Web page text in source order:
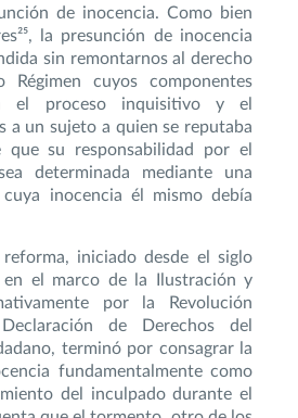
de inocencia. Como bien
la presunción de inocencia
sin remontarnos al derecho
Régimen cuyos componentes
el proceso inquisitivo y el
a un sujeto a quien se reputaba
que su responsabilidad por el
determinada mediante una
inocencia él mismo debía
iniciado desde el siglo
en el marco de la Ilustración y
por la Revolución
de Derechos del
terminó por consagrar la
fundamentalmente como
del inculpado durante el